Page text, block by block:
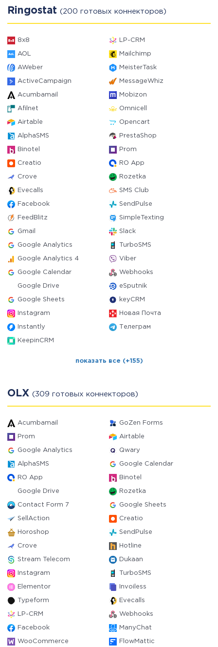
Ringostat (200 готовых коннекторов)
8x8 LP-CRM
AOL Mailchimp
AWeber MeisterTask
ActiveCampaign MessageWhiz
Acumbamail Mobizon
Afilnet Omnicell
Airtable Opencart
AlphaSMS PrestaShop
Binotel Prom
Creatio RO App
Crove Rozetka
Evecalls SMS Club
Facebook SendPulse
FeedBlitz SimpleTexting
Gmail Slack
Google Analytics TurboSMS
Google Analytics 4 Viber
Google Calendar Webhooks
Google Drive eSputnik
Google Sheets keyCRM
Instagram Новая Почта
Instantly Телеграм
KeepinCRM
показать все (+155)
OLX (309 готовых коннекторов)
Acumbamail GoZen Forms
Prom Airtable
Google Analytics Qwary
AlphaSMS Google Calendar
RO App Binotel
Google Drive Rozetka
Contact Form 7 Google Sheets
SellAction Creatio
Horoshop SendPulse
Crove Hotline
Stream Telecom Dukaan
Instagram TurboSMS
Elementor Invoiless
Typeform Evecalls
LP-CRM Webhooks
Facebook ManyChat
WooCommerce FlowMattic